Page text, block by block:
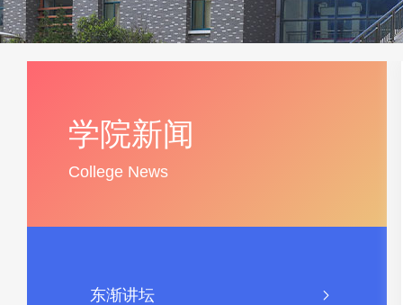
学院新闻
College News
东渐讲坛